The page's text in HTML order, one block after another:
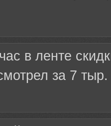
в ленте
за 7